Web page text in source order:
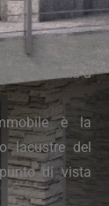
ubicata a
è la
lacustre del
di vista